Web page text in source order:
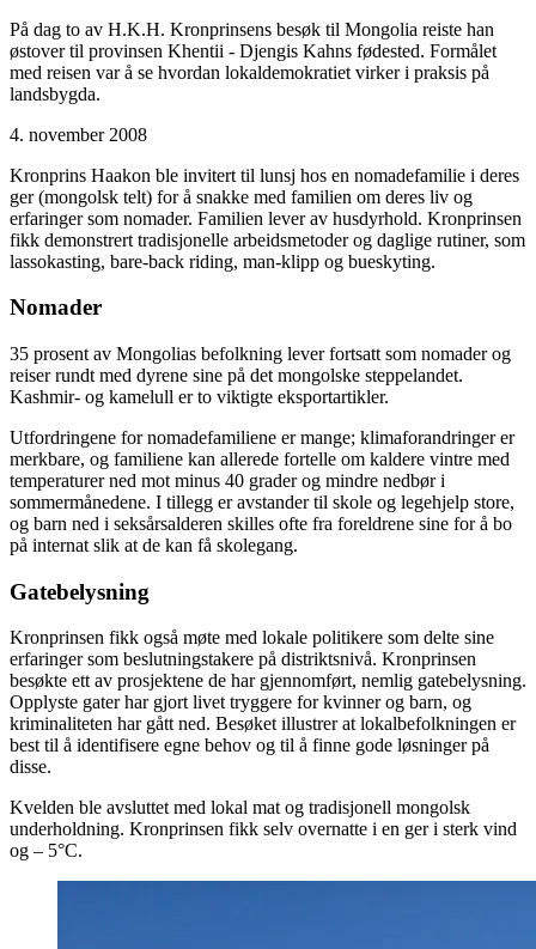
På dag to av H.K.H. Kronprinsens besøk til Mongolia reiste han
østover til provinsen Khentii - Djengis Kahns fødested. Formålet
med reisen var å se hvordan lokaldemokratiet virker i praksis på
landsbygda.
4. november 2008
Kronprins Haakon ble invitert til lunsj hos en nomadefamilie i deres
ger (mongolsk telt) for å snakke med familien om deres liv og
erfaringer som nomader. Familien lever av husdyrhold. Kronprinsen
fikk demonstrert tradisjonelle arbeidsmetoder og daglige rutiner, som
lassokasting, bare-back riding, man-klipp og bueskyting.
Nomader
35 prosent av Mongolias befolkning lever fortsatt som nomader og
reiser rundt med dyrene sine på det mongolske steppelandet.
Kashmir- og kamelull er to viktigte eksportartikler.
Utfordringene for nomadefamiliene er mange; klimaforandringer er
merkbare, og familiene kan allerede fortelle om kaldere vintre med
temperaturer ned mot minus 40 grader og mindre nedbør i
sommermånedene. I tillegg er avstander til skole og legehjelp store,
og barn ned i seksårsalderen skilles ofte fra foreldrene sine for å bo
på internat slik at de kan få skolegang.
Gatebelysning
Kronprinsen fikk også møte med lokale politikere som delte sine
erfaringer som beslutningstakere på distriktsnivå. Kronprinsen
besøkte ett av prosjektene de har gjennomført, nemlig gatebelysning.
Opplyste gater har gjort livet tryggere for kvinner og barn, og
kriminaliteten har gått ned. Besøket illustrer at lokalbefolkningen er
best til å identifisere egne behov og til å finne gode løsninger på
disse.
Kvelden ble avsluttet med lokal mat og tradisjonell mongolsk
underholdning. Kronprinsen fikk selv overnatte i en ger i sterk vind
og – 5°C.